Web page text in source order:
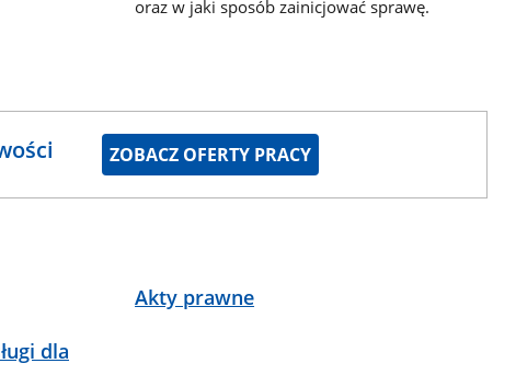
oraz w jaki sposób zainicjować sprawę.
ZOBACZ OFERTY PRACY
Akty prawne
dla